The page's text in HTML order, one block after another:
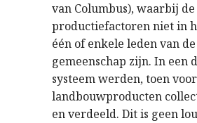
van Columbus), waarbij de
productiefactoren niet in
één of enkele leden van de
gemeenschap zijn. In een
systeem werden, toen
landbouwproducten
en verdeeld. Dit is geen